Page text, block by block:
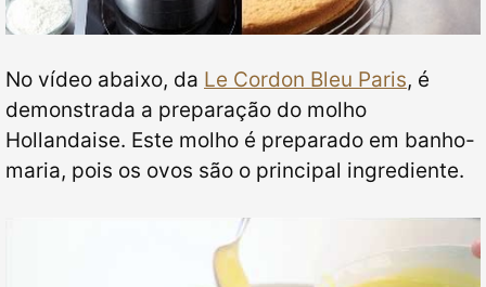
No vídeo abaixo, da Le Cordon Bleu Paris, é
demonstrada a preparação do molho
Hollandaise. Este molho é preparado em banho-
maria, pois os ovos são o principal ingrediente.